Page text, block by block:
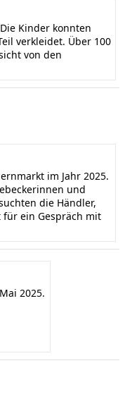
Kinder konnten
verkleidet. Über 100
von den
im Jahr 2025.
und
die Händler,
ein Gespräch mit
2025.